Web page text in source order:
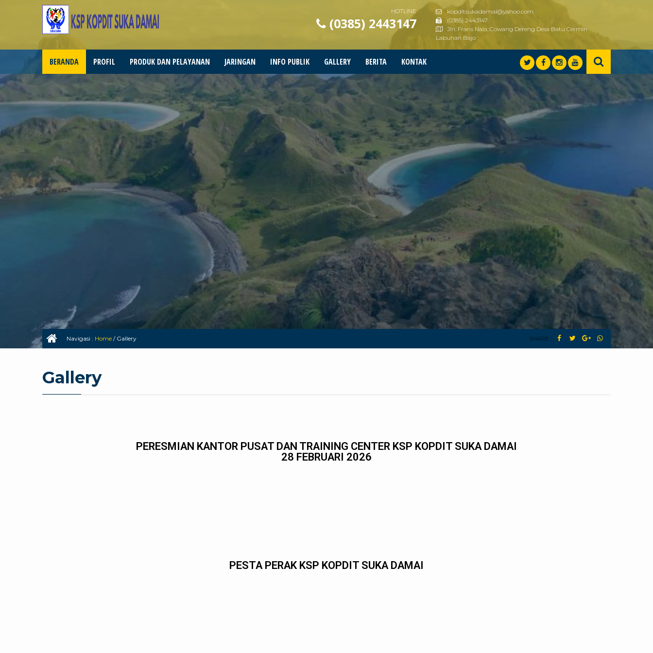
HOTLINE
(0385) 2443147
kopditsukadamai@yahoo.com
(0385) 2443147
Jln. Frans Nala, Cowang Dereng Desa Batu Cermin
Labuhan Bajo
BERANDA PROFIL PRODUK DAN PELAYANAN JARINGAN INFO PUBLIK GALLERY BERITA KONTAK
Navigasi : Home / Gallery SHARE :
Gallery
PERESMIAN KANTOR PUSAT DAN TRAINING CENTER KSP KOPDIT SUKA DAMAI
28 FEBRUARI 2026
PESTA PERAK KSP KOPDIT SUKA DAMAI